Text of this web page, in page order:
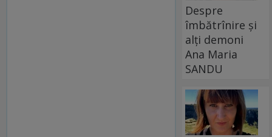
Despre
îmbătrînire și
alți demoni
Ana Maria
SANDU